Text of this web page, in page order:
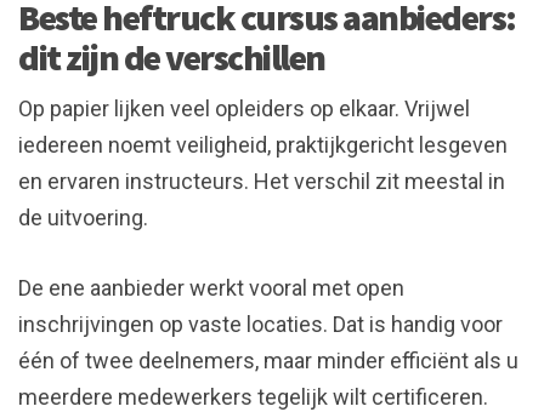
Beste heftruck cursus aanbieders:
dit zijn de verschillen
Op papier lijken veel opleiders op elkaar. Vrijwel
iedereen noemt veiligheid, praktijkgericht lesgeven
en ervaren instructeurs. Het verschil zit meestal in
de uitvoering.
De ene aanbieder werkt vooral met open
inschrijvingen op vaste locaties. Dat is handig voor
één of twee deelnemers, maar minder efficiënt als u
meerdere medewerkers tegelijk wilt certificeren.